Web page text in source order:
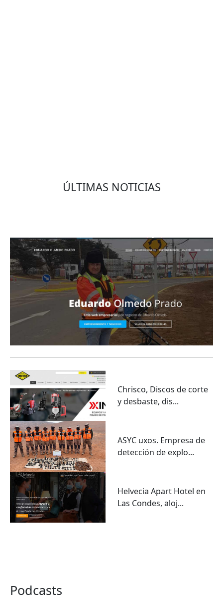
ÚLTIMAS NOTICIAS
Chrisco, Discos de corte
y desbaste, dis...
ASYC uxos. Empresa de
detección de explo...
Helvecia Apart Hotel en
Las Condes, aloj...
Podcasts